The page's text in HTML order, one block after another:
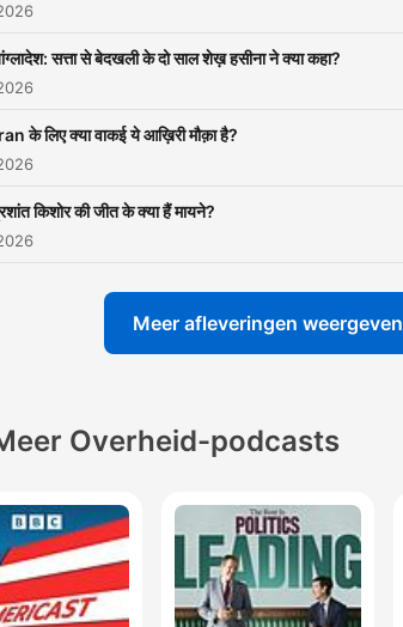
सत्ता से बेदखली के दो साल शेख़ हसीना ने क्या कहा?
के लिए क्या वाकई ये आख़िरी मौक़ा है?
किशोर की जीत के क्या हैं मायने?
Meer afleveringen weergeven
Overheid-podcasts